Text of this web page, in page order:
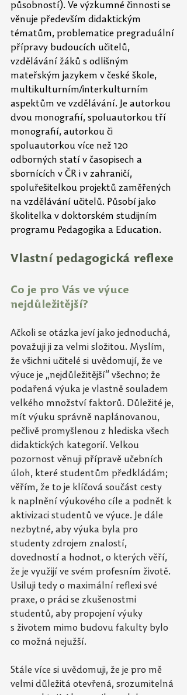
působností). Ve výzkumné činnosti se
věnuje především didaktickým
tématům, problematice pregraduální
přípravy budoucích učitelů,
vzdělávání žáků s odlišným
mateřským jazykem v české škole,
multikulturním/interkulturním
aspektům ve vzdělávání. Je autorkou
dvou monografií, spoluautorkou tří
monografií, autorkou či
spoluautorkou více než 120
odborných statí v časopisech a
sbornících v ČR i v zahraničí,
spoluřešitelkou projektů zaměřených
na vzdělávání učitelů. Působí jako
školitelka v doktorském studijním
programu Pedagogika a Education.
Vlastní pedagogická reflexe
Co je pro Vás ve výuce
nejdůležitější?
Ačkoli se otázka jeví jako jednoduchá,
považuji ji za velmi složitou. Myslím,
že všichni učitelé si uvědomují, že ve
výuce je „nejdůležitější“ všechno; že
podařená výuka je vlastně souladem
velkého množství faktorů. Důležité je,
mít výuku správně naplánovanou,
pečlivě promyšlenou z hlediska všech
didaktických kategorií. Velkou
pozornost věnuji přípravě učebních
úloh, které studentům předkládám;
věřím, že to je klíčová součást cesty
k naplnění výukového cíle a podnět k
aktivizaci studentů ve výuce. Je dále
nezbytné, aby výuka byla pro
studenty zdrojem znalostí,
dovedností a hodnot, o kterých věří,
že je využijí ve svém profesním životě.
Usiluji tedy o maximální reflexi své
praxe, o práci se zkušenostmi
studentů, aby propojení výuky
s životem mimo budovu fakulty bylo
co možná nejužší.
Stále více si uvědomuji, že je pro mě
velmi důležitá otevřená, srozumitelná